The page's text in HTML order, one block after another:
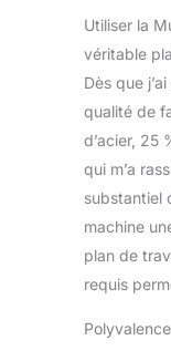
Utiliser la
véritable
Dès que
qualité de
d’acier, 25
qui m’a
substantiel
machine
plan de
requis